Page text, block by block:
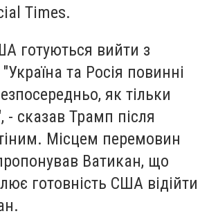
Times.
готуються вийти з
та Росія повинні
як тільки
сказав Трамп після
Місцем перемовин
Ватикан, що
готовність США відійти